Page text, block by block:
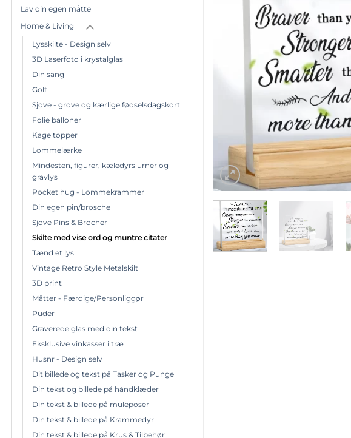
Lav din egen måtte
Home & Living
Lysskilte - Design selv
3D Laserfoto i krystalglas
Din sang
Golf
Sjove - grove og kærlige fødselsdagskort
Folie balloner
Kage topper
Lommelærke
Mindesten, figurer, kæledyrs urner og
gravlys
Pocket hug - Lommekrammer
Din egen pin/brosche
Sjove Pins & Brocher
Skilte med vise ord og muntre citater
Tænd et lys
Vintage Retro Style Metalskilt
3D print
Måtter - Færdige/Personliggør
Puder
Graverede glas med din tekst
Eksklusive vinkasser i træ
Husnr - Design selv
Dit billede og tekst på Tasker og Punge
Din tekst og billede på håndklæder
Din tekst & billede på muleposer
Din tekst & billede på Krammedyr
Din tekst & billede på Krus & Tilbehør